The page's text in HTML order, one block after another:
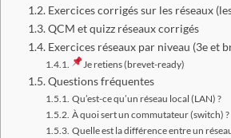
Exercices corrigés sur les réseaux
QCM et quizz réseaux corrigés
Exercices réseaux par niveau (3e et
Je retiens (brevet-ready)
Questions fréquentes
Qu’est-ce qu’un réseau local (LAN) ?
À quoi sert un commutateur (switch) ?
Quelle est la différence entre un